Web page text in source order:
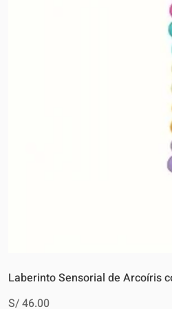
Laberinto Sensorial de Arcoíris
Precio
S/ 46.00